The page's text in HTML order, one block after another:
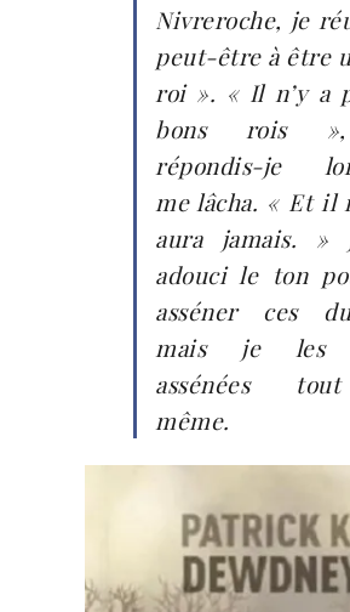
Nivreroche, je
peut-être à être
roi ». « Il n’y a
bons rois
répondis-je
me lâcha. « Et il
aura jamais. »
adouci le ton
asséner ces
mais je les
assénées
même.